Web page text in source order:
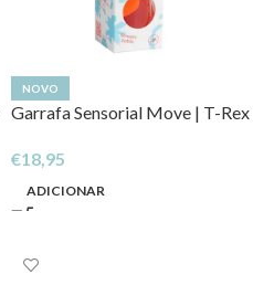
NOVO
Garrafa Sensorial Move | T-Rex
€18,95
ADICIONAR